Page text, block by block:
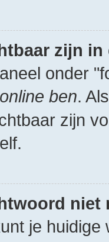
zijn
onder
ben.
zijn
niet
je